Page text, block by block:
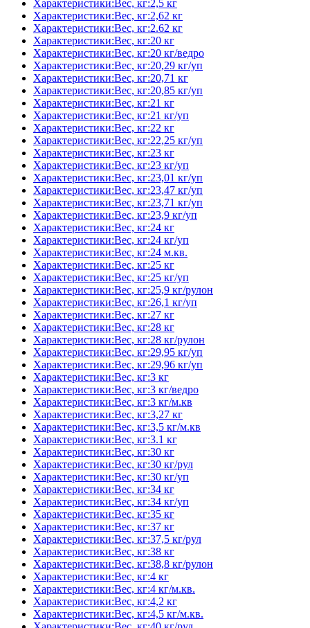
Характеристики:Вес, кг:2,5 кг
Характеристики:Вес, кг:2,62 кг
Характеристики:Вес, кг:2.62 кг
Характеристики:Вес, кг:20 кг
Характеристики:Вес, кг:20 кг/ведро
Характеристики:Вес, кг:20,29 кг/уп
Характеристики:Вес, кг:20,71 кг
Характеристики:Вес, кг:20,85 кг/уп
Характеристики:Вес, кг:21 кг
Характеристики:Вес, кг:21 кг/уп
Характеристики:Вес, кг:22 кг
Характеристики:Вес, кг:22,25 кг/уп
Характеристики:Вес, кг:23 кг
Характеристики:Вес, кг:23 кг/уп
Характеристики:Вес, кг:23,01 кг/уп
Характеристики:Вес, кг:23,47 кг/уп
Характеристики:Вес, кг:23,71 кг/уп
Характеристики:Вес, кг:23,9 кг/уп
Характеристики:Вес, кг:24 кг
Характеристики:Вес, кг:24 кг/уп
Характеристики:Вес, кг:24 м.кв.
Характеристики:Вес, кг:25 кг
Характеристики:Вес, кг:25 кг/уп
Характеристики:Вес, кг:25,9 кг/рулон
Характеристики:Вес, кг:26,1 кг/уп
Характеристики:Вес, кг:27 кг
Характеристики:Вес, кг:28 кг
Характеристики:Вес, кг:28 кг/рулон
Характеристики:Вес, кг:29,95 кг/уп
Характеристики:Вес, кг:29,96 кг/уп
Характеристики:Вес, кг:3 кг
Характеристики:Вес, кг:3 кг/ведро
Характеристики:Вес, кг:3 кг/м.кв
Характеристики:Вес, кг:3,27 кг
Характеристики:Вес, кг:3,5 кг/м.кв
Характеристики:Вес, кг:3.1 кг
Характеристики:Вес, кг:30 кг
Характеристики:Вес, кг:30 кг/рул
Характеристики:Вес, кг:30 кг/уп
Характеристики:Вес, кг:34 кг
Характеристики:Вес, кг:34 кг/уп
Характеристики:Вес, кг:35 кг
Характеристики:Вес, кг:37 кг
Характеристики:Вес, кг:37,5 кг/рул
Характеристики:Вес, кг:38 кг
Характеристики:Вес, кг:38,8 кг/рулон
Характеристики:Вес, кг:4 кг
Характеристики:Вес, кг:4 кг/м.кв.
Характеристики:Вес, кг:4,2 кг
Характеристики:Вес, кг:4,5 кг/м.кв.